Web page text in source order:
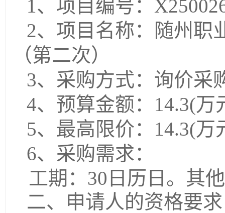
1、项目编号：
2、项目名称：
随州职
（第二次）
3、采购方式：询价采
4、预算金额： 14.3(万
5、最高限价： 14.3(万
6、采购需求：
工期： 30日历日。 其
二、申请人的资格要求